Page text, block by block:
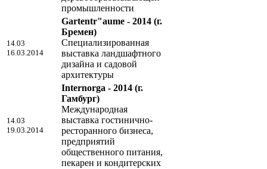
промышленности
14.03
16.03.2014
Gartentr"aume - 2014 (г.
Бремен)
Специализированная
выставка ландшафтного
дизайна и садовой
архитектуры
14.03
19.03.2014
Internorga - 2014 (г.
Гамбург)
Международная
выставка гостинично-
ресторанного бизнеса,
предприятий
общественного питания,
пекарен и кондитерских